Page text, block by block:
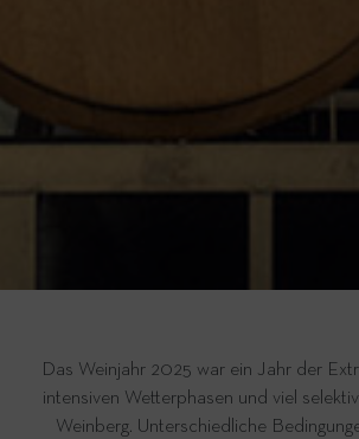
Das Weinjahr 2025 war ein Jahr der
intensiven Wetterphasen und viel
Weinberg. Unterschiedliche